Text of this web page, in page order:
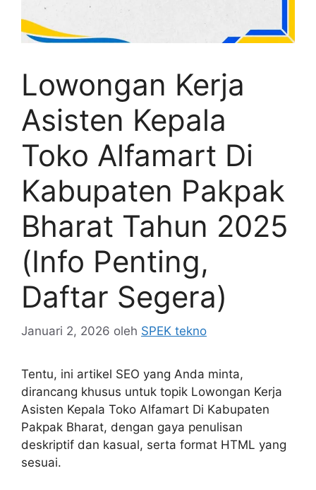
Lowongan Kerja
Asisten Kepala
Toko Alfamart Di
Kabupaten Pakpak
Bharat Tahun 2025
(Info Penting,
Daftar Segera)
Januari 2, 2026 oleh SPEK tekno
Tentu, ini artikel SEO yang Anda minta,
dirancang khusus untuk topik Lowongan Kerja
Asisten Kepala Toko Alfamart Di Kabupaten
Pakpak Bharat, dengan gaya penulisan
deskriptif dan kasual, serta format HTML yang
sesuai.